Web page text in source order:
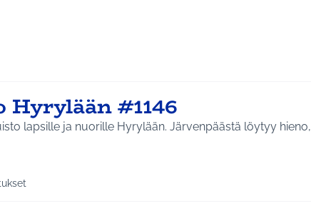
#1146
lapsille ja nuorille Hyrylään. Järvenpäästä löytyy hieno,
Hyrylä
mukaan: Liikunta ja harrastukset